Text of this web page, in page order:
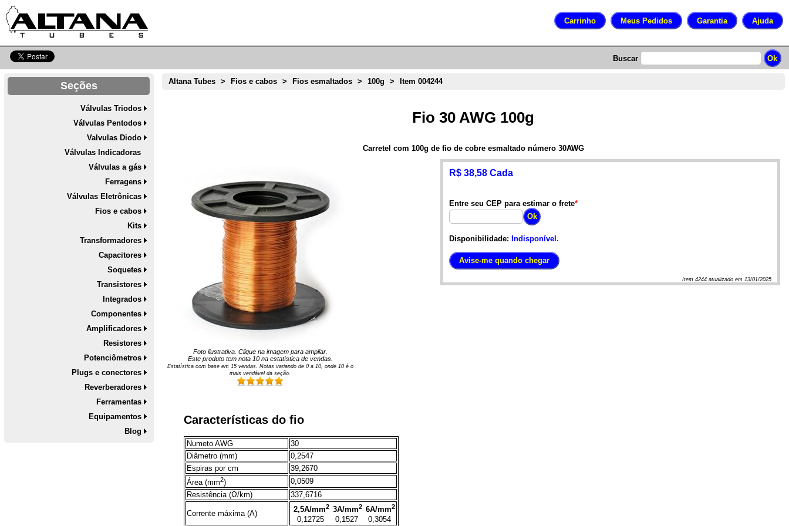
Buscar
Seções
Válvulas Triodos
Válvulas Pentodos
Valvulas Diodo
Válvulas Indicadoras
Válvulas a gás
Ferragens
Válvulas Eletrônicas
Fios e cabos
Kits
Transformadores
Capacitores
Soquetes
Transistores
Integrados
Componentes
Amplificadores
Resistores
Potenciômetros
Plugs e conectores
Reverberadores
Ferramentas
Equipamentos
Blog
Altana Tubes > Fios e cabos > Fios esmaltados > 100g > Item 004244
Fio 30 AWG 100g
Carretel com 100g de fio de cobre esmaltado número 30AWG
Foto ilustrativa. Clique na imagem para ampliar.
Este produto tem nota 10na estatística de vendas.
Estatística com base em 15vendas. Notas variando de 0a 10, onde 10 é o
mais vendável da seção.
R$ 38,58 Cada
Entre seu CEP para estimar o frete*
Disponibilidade: Indisponível.
Item4244 atualizado em 13/01/2025
Características do fio
Numeto AWG
30
Diâmetro (mm)
0,2547
Espiras por cm
39,2670
Área (mm2)
0,0509
Resistência (Ω/km)
337,6716
Corrente máxima (A) 2,5A/mm2 3A/mm2 6A/mm2
0,12725 0,1527 0,3054